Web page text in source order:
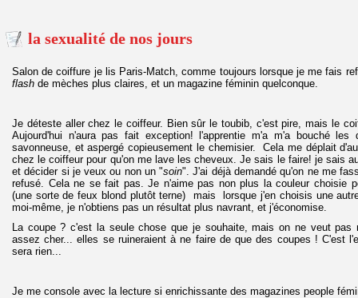
la sexualité de nos jours
Salon de coiffure je lis Paris-Match, comme toujours lorsque je me fais
flash de mèches plus claires, et un magazine féminin quelconque.
Je déteste aller chez le coiffeur. Bien sûr le toubib, c'est pire, mais le
Aujourd'hui n'aura pas fait exception! l'apprentie m'a m'a bouché les
savonneuse, et aspergé copieusement le chemisier. Cela me déplait
chez le coiffeur pour qu'on me lave les cheveux. Je sais le faire! je sais
et décider si je veux ou non un "soin". J'ai déjà demandé qu'on ne me
refusé. Cela ne se fait pas. Je n'aime pas non plus la couleur choisie
(une sorte de feux blond plutôt terne) mais lorsque j'en choisis une
moi-même, je n'obtiens pas un résultat plus navrant, et j'économise.
La coupe ? c'est la seule chose que je souhaite, mais on ne veut
assez cher... elles se ruineraient à ne faire de que des coupes ! C'est
sera rien...
Je me console avec la lecture si enrichissante des magazines people